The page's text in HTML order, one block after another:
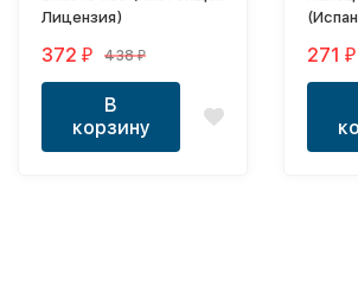
Лицензия)
372 ₽ 438₽
В
корзину
271 ₽